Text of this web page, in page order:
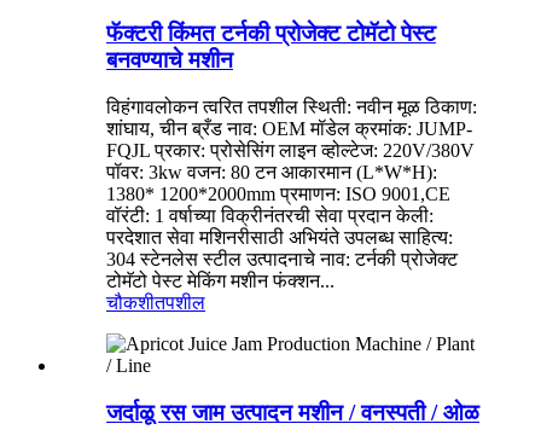
फॅक्टरी किंमत टर्नकी प्रोजेक्ट टोमॅटो पेस्ट
बनवण्याचे मशीन
विहंगावलोकन त्वरित तपशील स्थिती: नवीन मूळ ठिकाण:
शांघाय, चीन ब्रँड नाव: OEM मॉडेल क्रमांक: JUMP-
FQJL प्रकार: प्रोसेसिंग लाइन व्होल्टेज: 220V/380V
पॉवर: 3kw वजन: 80 टन आकारमान (L*W*H):
1380* 1200*2000mm प्रमाणन: ISO 9001,CE
वॉरंटी: 1 वर्षाच्या विक्रीनंतरची सेवा प्रदान केली:
परदेशात सेवा मशिनरीसाठी अभियंते उपलब्ध साहित्य:
304 स्टेनलेस स्टील उत्पादनाचे नाव: टर्नकी प्रोजेक्ट
टोमॅटो पेस्ट मेकिंग मशीन फंक्शन...
चौकशीतपशील
जर्दाळू रस जाम उत्पादन मशीन / वनस्पती / ओळ